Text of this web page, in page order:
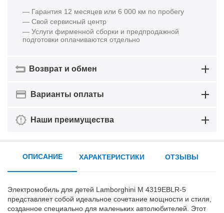
— Гарантия 12 месяцев или 6 000 км по пробегу
— Свой сервисный центр
— Услуги фирменной сборки и предпродажной
подготовки оплачиваются отдельно
Возврат и обмен
Варианты оплаты
Наши преимущества
ОПИСАНИЕ
Электромобиль для детей Lamborghini M 4319EBLR-5
представляет собой идеальное сочетание мощности и стиля,
созданное специально для маленьких автолюбителей. Этот
ХАРАКТЕРИСТИКИ ОТЗЫВЫ